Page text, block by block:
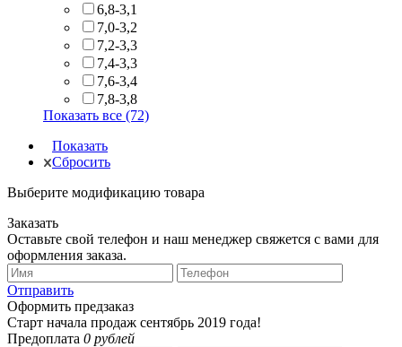
6,8-3,1
7,0-3,2
7,2-3,3
7,4-3,3
7,6-3,4
7,8-3,8
Показать все (72)
Показать
Сбросить
Выберите модификацию товара
Заказать
Оставьте свой телефон и наш менеджер свяжется с вами для
оформления заказа.
Отправить
Оформить предзаказ
Старт начала продаж сентябрь 2019 года!
Предоплата 0 рублей